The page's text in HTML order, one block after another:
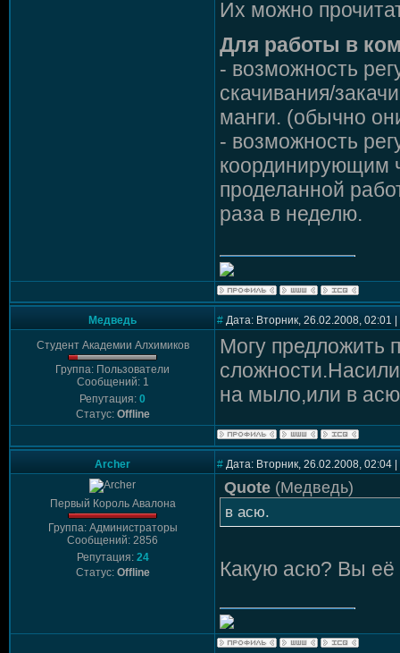
Их можно
Для работы в
- возможность
скачивания/
манги. (обычно
- возможность
координирующим
проделанной
раза в неделю.
Медведь # Дата: Вторник, 26.02.2008,
Студент Академии Алхимиков
Группа: Пользователи
Сообщений: 1
Репутация: 0
Статус: Offline
Могу предложить
на мыло,или в
Archer # Дата: Вторник, 26.02.2008,
Первый Король Авалона
Группа: Администраторы
Сообщений: 2856
Репутация: 24
Статус: Offline
Quote (Медведь)
в асю.
Какую асю? Вы её